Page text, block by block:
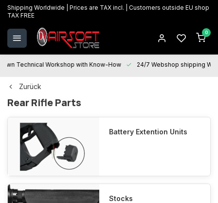
Shipping Worldwide | Prices are TAX incl. | Customers outside EU shop
TAX FREE
0
Technical Workshop with Know-How 24/7 Webshop shipping
Zurück
Rear Rifle Parts
Battery Extention Units
Stocks